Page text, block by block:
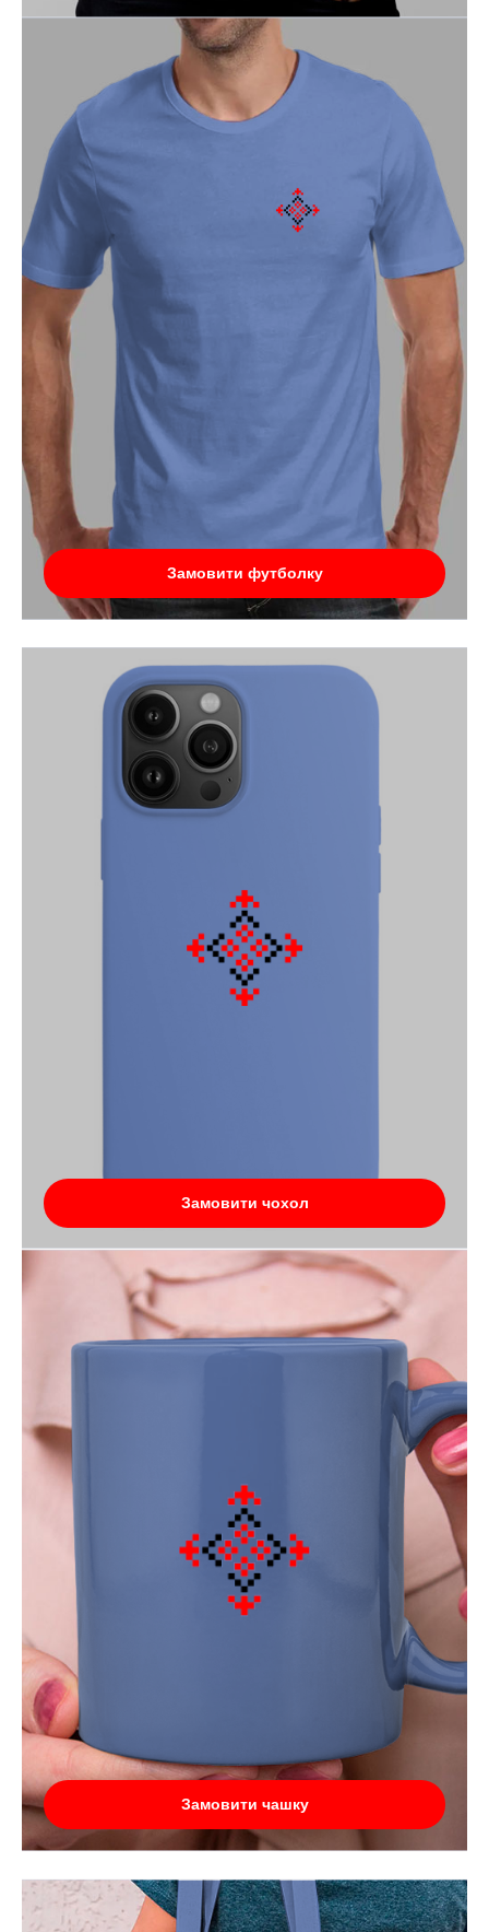
Замовити футболку
Замовити чохол
Замовити чашку